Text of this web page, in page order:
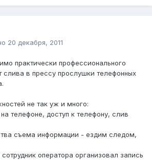
20 декабря, 2011
практически профессионального
в прессу прослушки телефонных
не так уж и много:
телефоне, доступ к телефону, слив
съема информации - ездим следом,
оператора организовал запись